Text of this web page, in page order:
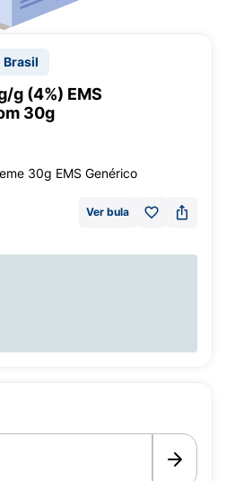
Brasil
g (4%) EMS
30g
30g EMS Genérico
Ver bula